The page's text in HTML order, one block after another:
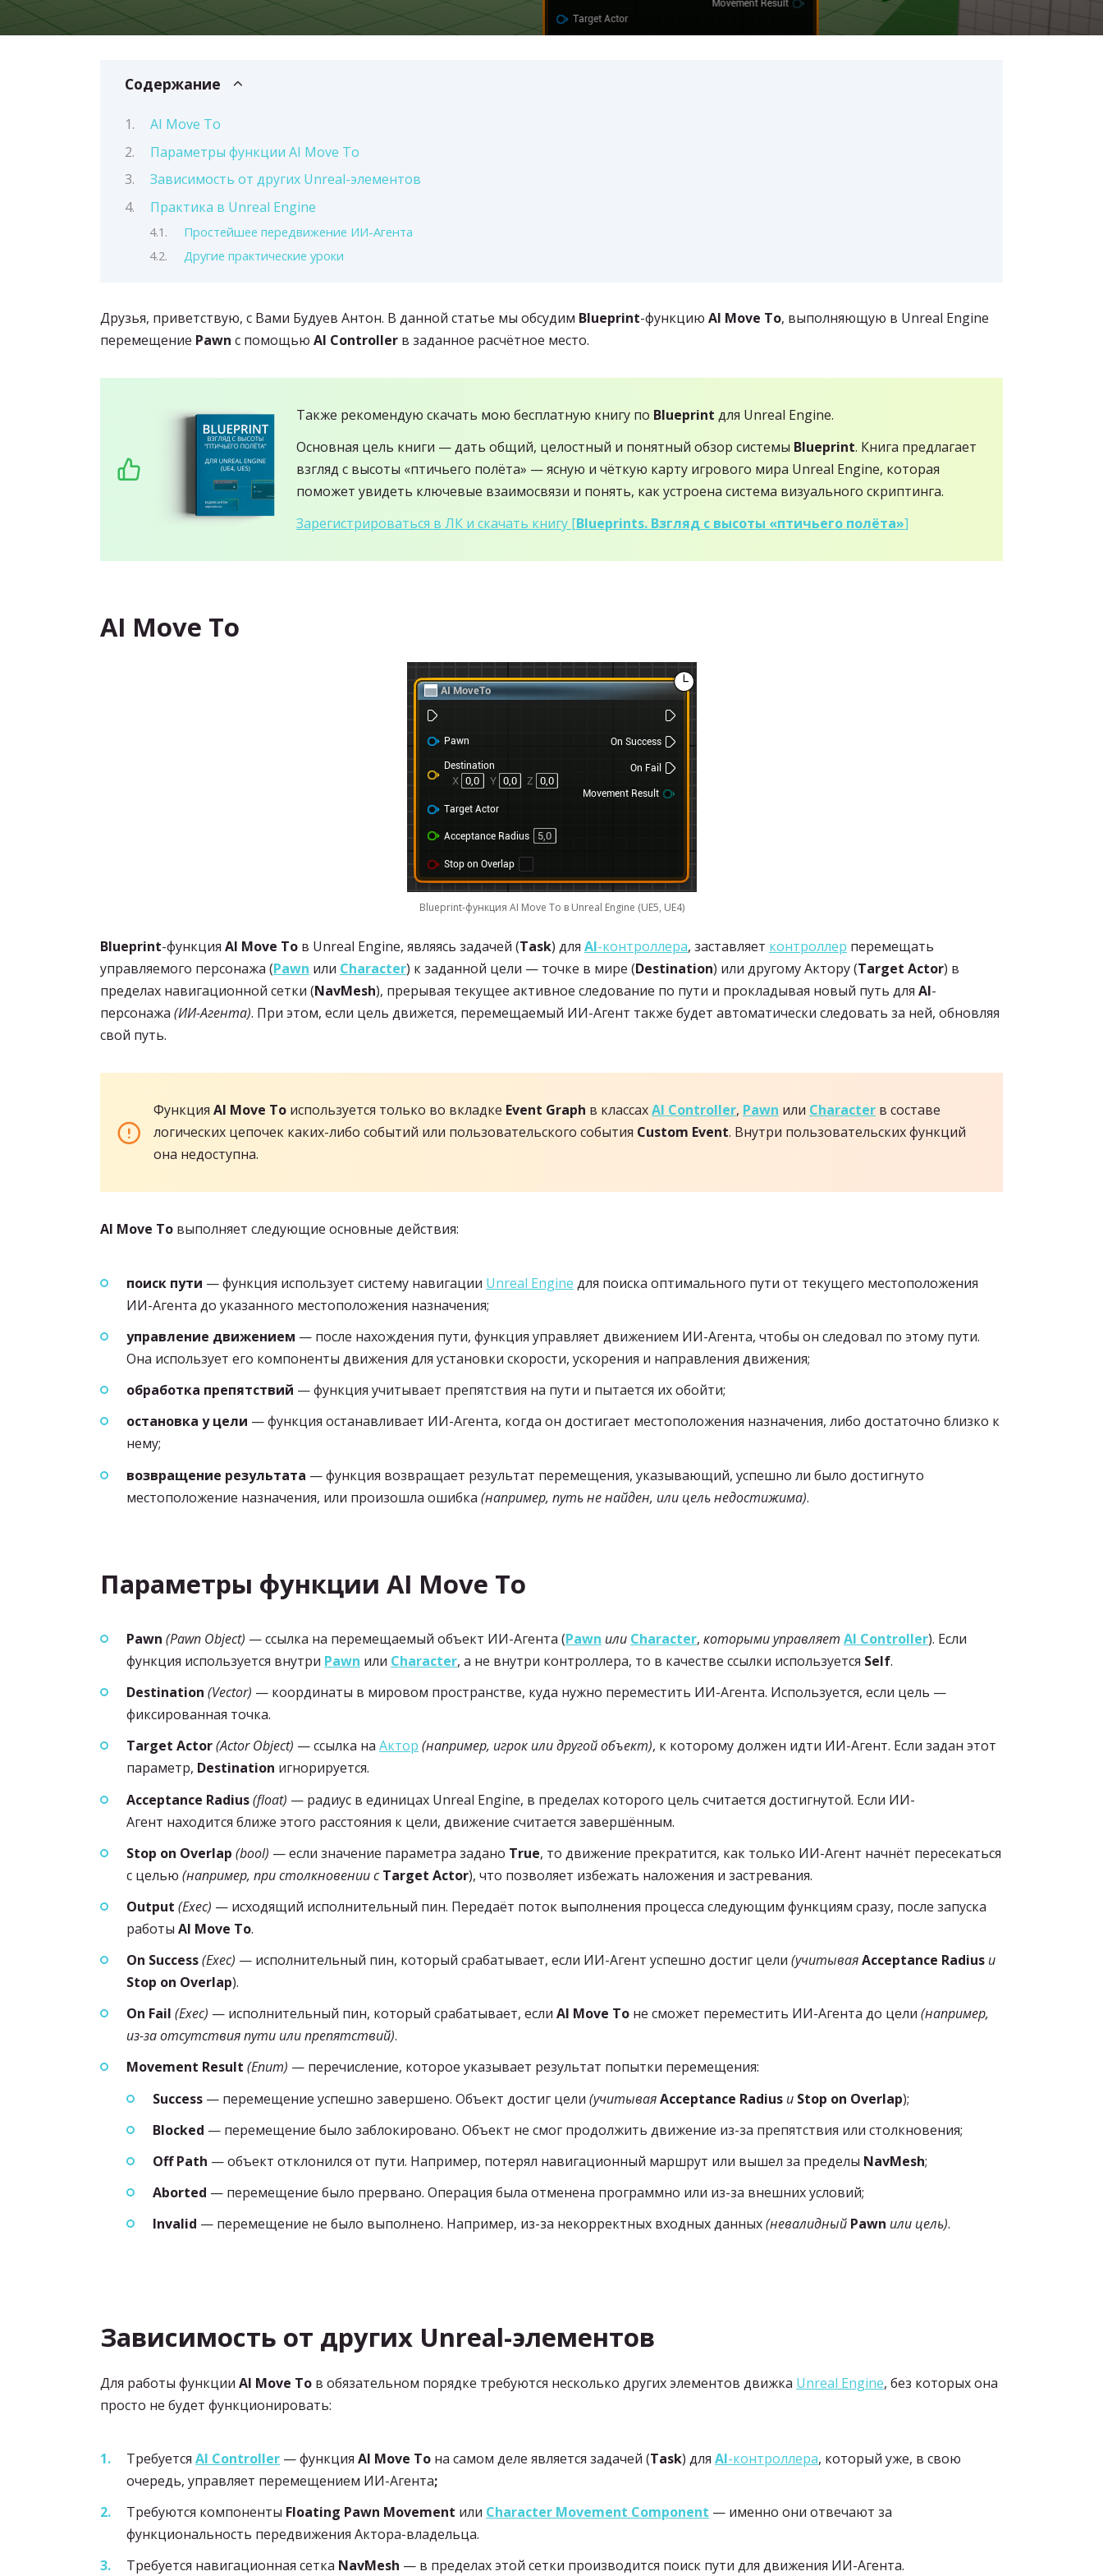
Содержание
AI Move To
Параметры функции AI Move To
Зависимость от других Unreal-элементов
Практика в Unreal Engine
Простейшее передвижение ИИ-Агента
Другие практические уроки
Друзья, приветствую, с Вами Будуев Антон. В данной статье мы обсудим Blueprint-функцию AI Move To, выполняющую в Unreal Engine
перемещение Pawn с помощью AI Controller в заданное расчётное место.
Также рекомендую скачать мою бесплатную книгу по Blueprint для Unreal Engine.
Основная цель книги — дать общий, целостный и понятный обзор системы Blueprint. Книга предлагает
взгляд с высоты «птичьего полёта» — ясную и чёткую карту игрового мира Unreal Engine, которая
поможет увидеть ключевые взаимосвязи и понять, как устроена система визуального скриптинга.
Зарегистрироваться в ЛК и скачать книгу [Blueprints. Взгляд с высоты «птичьего полёта»]
AI Move To
Blueprint-функция AI Move To в Unreal Engine (UE5, UE4)
Blueprint-функция AI Move To в Unreal Engine, являясь задачей (Task) для AI-контроллера, заставляет контроллер перемещать
управляемого персонажа (Pawn или Character) к заданной цели — точке в мире (Destination) или другому Актору (Target Actor) в
пределах навигационной сетки (NavMesh), прерывая текущее активное следование по пути и прокладывая новый путь для AI-
персонажа (ИИ-Агента). При этом, если цель движется, перемещаемый ИИ-Агент также будет автоматически следовать за ней, обновляя
свой путь.
Функция AI Move To используется только во вкладке Event Graph в классахAI Controller, Pawn или Character в составе
логических цепочек каких-либо событий или пользовательского события Custom Event. Внутри пользовательских функций
она недоступна.
AI Move To выполняет следующие основные действия:
поиск пути — функция использует систему навигации Unreal Engine для поиска оптимального пути от текущего местоположения
ИИ-Агента до указанного местоположения назначения;
управление движением — после нахождения пути, функция управляет движением ИИ-Агента, чтобы он следовал по этому пути.
Она использует его компоненты движения для установки скорости, ускорения и направления движения;
обработка препятствий — функция учитывает препятствия на пути и пытается их обойти;
остановка у цели — функция останавливает ИИ-Агента, когда он достигает местоположения назначения, либо достаточно близко к
нему;
возвращение результата — функция возвращает результат перемещения, указывающий, успешно ли было достигнуто
местоположение назначения, или произошла ошибка (например, путь не найден, или цель недостижима).
Параметры функции AI Move To
Pawn (Pawn Object) — ссылка на перемещаемый объект ИИ-Агента (Pawn или Character, которыми управляет AI Controller). Если
функция используется внутри Pawn или Character, а не внутри контроллера, то в качестве ссылки используется Self.
Destination (Vector) — координаты в мировом пространстве, куда нужно переместить ИИ-Агента. Используется, если цель —
фиксированная точка.
Target Actor(Actor Object) — ссылка на Актор (например, игрок или другой объект), к которому должен идти ИИ-Агент. Если задан этот
параметр, Destination игнорируется.
Acceptance Radius(float) — радиус в единицах Unreal Engine, в пределах которого цель считается достигнутой. Если ИИ-
Агент находится ближе этого расстояния к цели, движение считается завершённым.
Stop on Overlap (bool) — если значение параметра задано True, то движение прекратится, как только ИИ-Агент начнёт пересекаться
с целью (например, при столкновении с Target Actor), что позволяет избежать наложения и застревания.
Output (Exec) — исходящий исполнительный пин. Передаёт поток выполнения процесса следующим функциям сразу, после запуска
работы AI Move To.
On Success(Exec) — исполнительный пин, который срабатывает, если ИИ-Агент успешно достиг цели (учитываяAcceptance Radius и
Stop on Overlap).
On Fail (Exec) — исполнительный пин, который срабатывает, если AI Move To не сможет переместить ИИ-Агента до цели (например,
из-за отсутствия пути или препятствий).
Movement Result (Enum) — перечисление, которое указывает результат попытки перемещения:
Success — перемещение успешно завершено. Объект достиг цели (учитываяAcceptance Radius и Stop on Overlap);
Blocked — перемещение было заблокировано. Объект не смог продолжить движение из-за препятствия или столкновения;
Off Path — объект отклонился от пути. Например, потерял навигационный маршрут или вышел за пределы NavMesh;
Aborted — перемещение было прервано. Операция была отменена программно или из-за внешних условий;
Invalid — перемещение не было выполнено. Например, из-за некорректных входных данных(невалидный Pawn или цель).
Зависимость от других Unreal-элементов
Для работы функции AI Move To в обязательном порядке требуются несколько других элементов движка Unreal Engine, без которых она
просто не будет функционировать:
Требуется AI Controller — функция AI Move To на самом деле является задачей (Task) для AI-контроллера, который уже, в свою
очередь, управляет перемещением ИИ-Агента;
Требуются компоненты Floating Pawn Movement или Character Movement Component — именно они отвечают за
функциональность передвижения Актора-владельца.
Требуется навигационная сетка NavMesh — в пределах этой сетки производится поиск пути для движения ИИ-Агента.